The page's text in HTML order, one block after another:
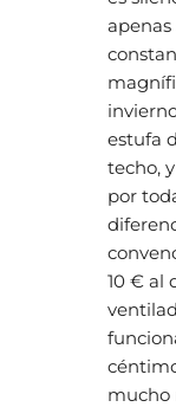
apenas
estufa
techo,
por
10 € al
mucho